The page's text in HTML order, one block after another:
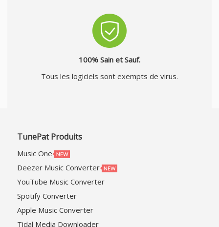
100% Sain et Sauf.
Tous les logiciels sont exempts de virus.
TunePat Produits
Music One
Deezer Music Converter
YouTube Music Converter
Spotify Converter
Apple Music Converter
Tidal Media Downloader